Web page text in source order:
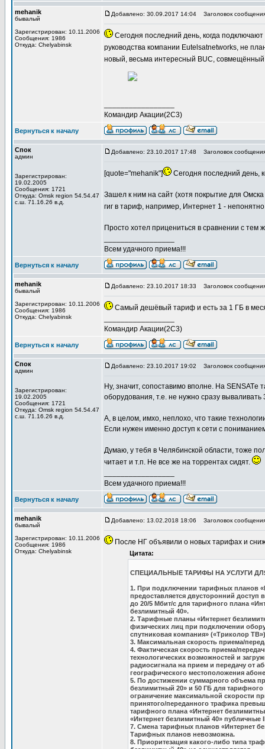
mehanik
бывалый
Зарегистрирован: 10.11.2006
Сообщения: 1986
Откуда: Сhelyabinsk
Добавлено: 30.09.2017 14:04 Заголовок
Сегодня последний день, когда
руководства компании Eutelsatnetworks, не
новый, весьма интересный BUC,
Командир Акации(2С3)
Вернуться к началу
Спок
админ
Зарегистрирован:
19.02.2005
Сообщения: 1721
Откуда: Omsk region 54.54.47
с.ш. 71.16.26 в.д.
Добавлено: 23.10.2017 17:48 Заголовок
[quote="mehanik"] Сегодня последний день,
Зашел к ним на сайт (хотя покрытие для Омска
гиг в тариф, например, Интернет 1 -
Просто хотел прицениться в сравнении с тем
Всем удачного приема!!!
Вернуться к началу
mehanik
бывалый
Зарегистрирован: 10.11.2006
Сообщения: 1986
Откуда: Сhelyabinsk
Добавлено: 23.10.2017 18:33 Заголовок
Самый дешёвый тариф и есть за 1 ГБ в
Командир Акации(2С3)
Вернуться к началу
Спок
админ
Зарегистрирован:
19.02.2005
Сообщения: 1721
Откуда: Omsk region 54.54.47
с.ш. 71.16.26 в.д.
Добавлено: 23.10.2017 19:02 Заголовок
Ну, значит, сопоставимо вполне. На
оборудования, т.е. не нужно сразу
А, в целом, имхо, неплохо, что такие
Если нужен именно доступ к сети с
Думаю, у тебя в Челябинской области, тоже
читает и т.п. Не все же на торрентах сидят.
Всем удачного приема!!!
Вернуться к началу
mehanik
бывалый
Зарегистрирован: 10.11.2006
Сообщения: 1986
Откуда: Сhelyabinsk
Добавлено: 13.02.2018 18:06 Заголовок
После НГ объявили о новых тарифах и
Цитата:
СПЕЦИАЛЬНЫЕ ТАРИФЫ НА УСЛУГИ
1. При подключении тарифных планов
предоставляется двусторонний
до 20/5 Мбит/с для тарифного плана
безлимитный 40».
2. Тарифные планы «Интернет
физических лиц при подключении
спутниковая компания» («Триколор
3. Максимальная скорость приема/
4. Фактическая скорость приема/
технологических возможностей и
радиосигнала на прием и передачу от
географического местоположения
5. По достижении суммарного объема
безлимитный 20» и 50 ГБ для
ограничение максимальной скорости
принятого/переданного трафика
тарифного плана «Интернет
«Интернет безлимитный 40» публичные
7. Смена тарифных планов «Интернет
Тарифных планов невозможна.
8. Приоритезация какого-либо типа